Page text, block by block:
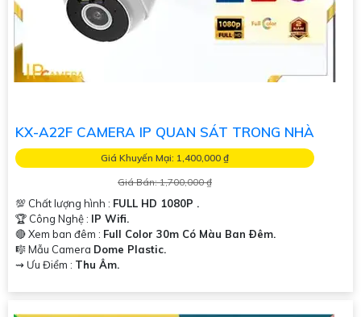
KX-A22F CAMERA IP QUAN SÁT TRONG NHÀ
Giá Khuyến Mại: 1,400,000 ₫
Giá Bán: 1,700,000 ₫
💯 Chất lượng hình : FULL HD 1080P .
🏆 Công Nghệ : IP Wifi.
🔴 Xem ban đêm : Full Color 30m Có Màu Ban Ðêm.
🎼️ Mẫu Camera Dome Plastic.
️⇝ Ưu Điểm : Thu Âm.